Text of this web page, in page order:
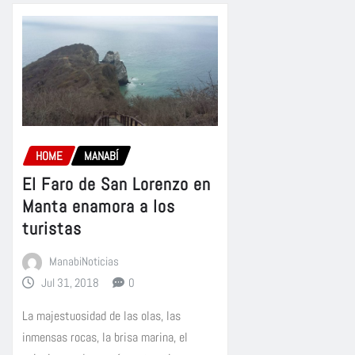
HOME MANABÍ
El Faro de San Lorenzo en
Manta enamora a los
turistas
ManabiNoticias
Jul 31, 2018
0
La majestuosidad de las olas, las
inmensas rocas, la brisa marina, el